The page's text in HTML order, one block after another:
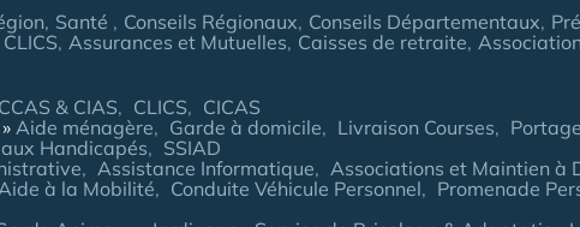
Santé Conseils Régionaux Conseils Départementaux
CLICS Assurances et Mutuelles Caisses de retraite
CCAS & CIAS CLICS
CICAS
Aide ménagère Garde à domicile Livraison Courses
Handicapés
SSIAD
Assistance Informatique
Associations et Maintien à
à la Mobilité Conduite Véhicule Personnel Promenade